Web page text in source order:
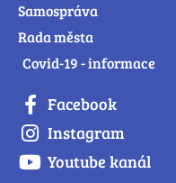
Samospráva
Rada města
Covid-19 - informace
Facebook
Instagram
Youtube kanál